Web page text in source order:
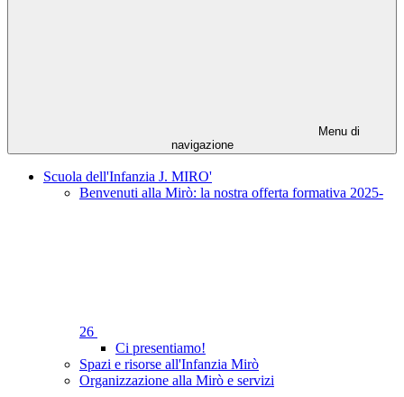
Menu di
navigazione
Scuola dell'Infanzia J. MIRO'
Benvenuti alla Mirò: la nostra offerta formativa 2025-
26
Ci presentiamo!
Spazi e risorse all'Infanzia Mirò
Organizzazione alla Mirò e servizi